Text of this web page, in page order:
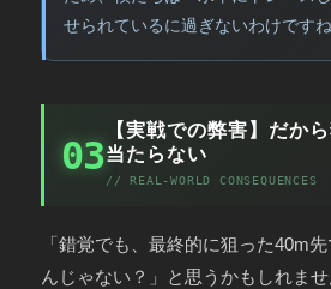
せられているに過ぎないわけですね
03
【実戦での弊害】だか
当たらない
// REAL-WORLD CONSEQUENCES
「錯覚でも、最終的に狙った40m
んじゃない？」と思うかもしれま